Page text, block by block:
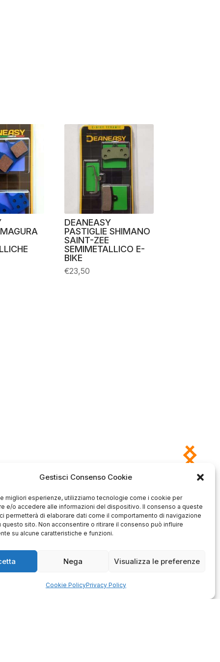
Gestisci Consenso Cookie
migliori esperienze, utilizziamo tecnologie come i cookie per
e/o accedere alle informazioni del dispositivo. Il consenso a queste
permetterà di elaborare dati come il comportamento di navigazione
questo sito. Non acconsentire o ritirare il consenso può influire
su alcune caratteristiche e funzioni.
Nega Visualizza le preferenze
Cookie PolicyPrivacy Policy
DEANEASY
PASTIGLIE SHIMANO
SAINT-ZEE
SEMIMETALLICO E-
BIKE
€23,50
Antonio
verificato
è conforme alla
1 0
Marco
verificato
Ottimo approccio al cliente.
Consegna ottima, senza intoppi.
apposta per me.